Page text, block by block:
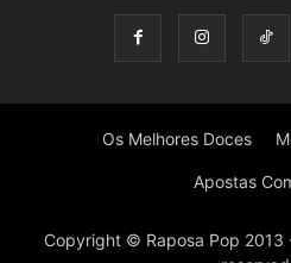
Os Melhores Doces
Apostas
Copyright © Raposa Pop 2013